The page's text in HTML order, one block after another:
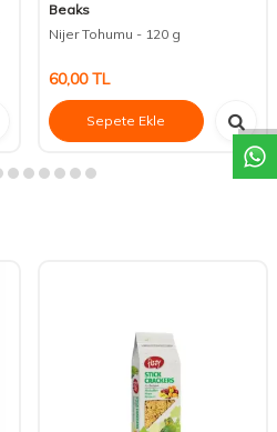
Beaks
Nijer Tohumu - 120 g
60,00TL
Sepete Ekle